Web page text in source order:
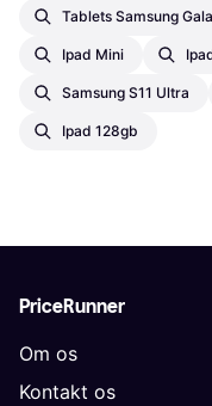
Tablets Samsung
Ipad Mini
Samsung S11 Ultra
Ipad 128gb
PriceRunner
Om os
Kontakt os